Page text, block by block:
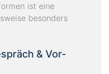
ist eine
besonders
& Vor-